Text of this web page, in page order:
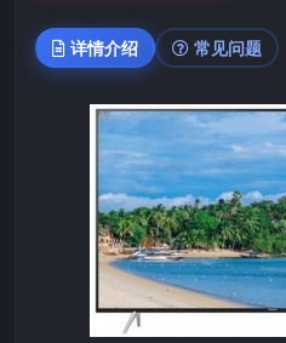
详情介绍 常见问题